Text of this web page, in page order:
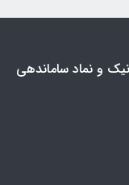
و نماد ساماندهی